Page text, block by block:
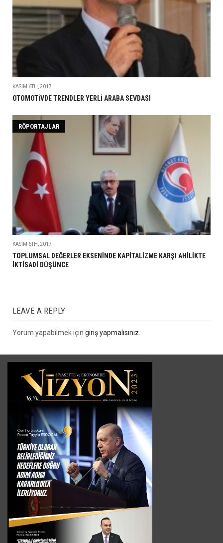
KASIM 6TH, 2017
OTOMOTİVDE TRENDLER YERLİ ARABA SEVDASI
RÖPORTAJLAR
KASIM 6TH, 2017
TOPLUMSAL DEĞERLER EKSENİNDE KAPİTALİZME KARŞI AHİLİKTE
İKTİSADİ DÜŞÜNCE
LEAVE A REPLY
Yorum yapabilmek için giriş yapmalısınız.